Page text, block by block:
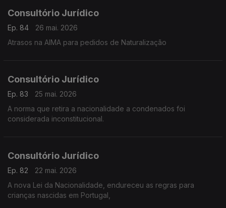
Consultório Jurídico
Ep. 84
26 mai. 2026
Atrasos na AIMA para pedidos de Naturalização
Consultório Jurídico
Ep. 83
25 mai. 2026
A norma que retira a nacionalidade a condenados foi
considerada inconstitucional.
Consultório Jurídico
Ep. 82
22 mai. 2026
A nova Lei da Nacionalidade, endureceu as regras para
crianças nascidas em Portugal,